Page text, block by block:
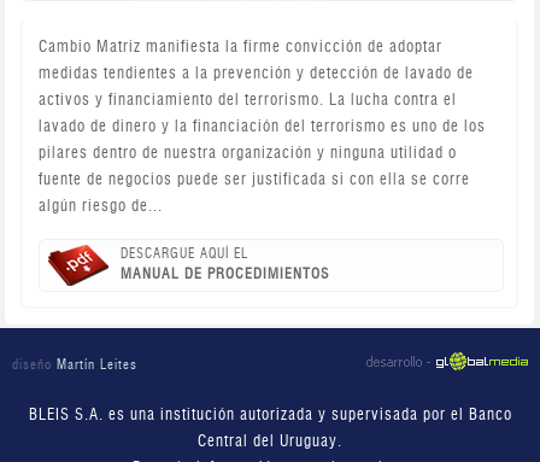
Cambio Matriz manifiesta la firme convicción de adoptar
medidas tendientes a la prevención y detección de lavado de
activos y financiamiento del terrorismo. La lucha contra el
lavado de dinero y la financiación del terrorismo es uno de los
pilares dentro de nuestra organización y ninguna utilidad o
fuente de negocios puede ser justificada si con ella se corre
algún riesgo de...
DESCARGUE AQUÍ EL
MANUAL DE PROCEDIMIENTOS
diseño Martín Leites
BLEIS S.A. es una institución autorizada y supervisada por el Banco
Central del Uruguay.